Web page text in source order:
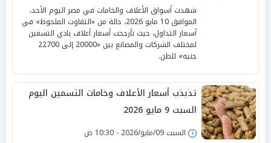
شهدت أسواق الأعلاف والخامات في مصر اليوم الأحد،
الموافق 10 مايو 2026، حالة من «التفاوت الملحوظ» في
أسعار التداول، حيث تأرجحت أسعار أعلاف بادي التسمين
لمختلف الشركات والمصانع بين «20000 إلى 22700
جنيه» للطن.
تذبذب أسعار الأعلاف وخامات التسمين اليوم
السبت 9 مايو 2026
السبت 09/مايو/2026 - 10:30 ص